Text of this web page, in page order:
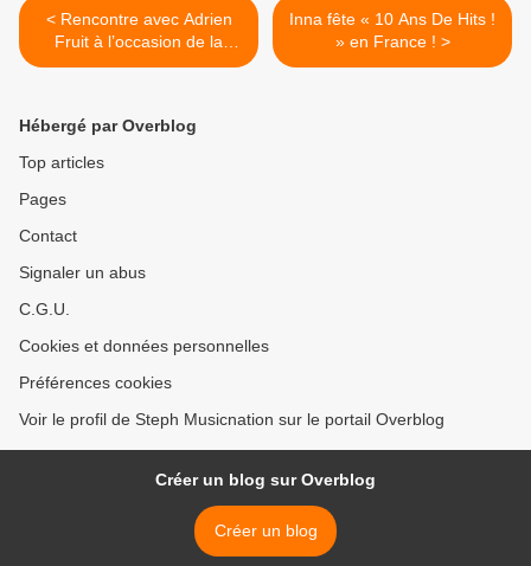
< Rencontre avec Adrien
Fruit à l’occasion de la
sortie de son nouveau
Inna fête « 10 Ans De Hits !
» en France ! >
Hébergé par Overblog
Top articles
Pages
Contact
Signaler un abus
C.G.U.
Cookies et données personnelles
Préférences cookies
Voir le profil de Steph Musicnation sur le portail Overblog
Créer un blog sur Overblog
Créer un blog